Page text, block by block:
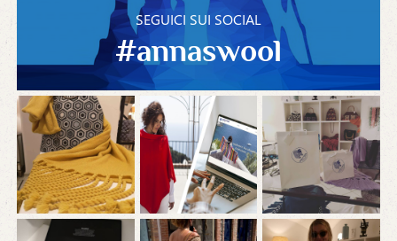
SEGUICI SUI SOCIAL
#annaswool